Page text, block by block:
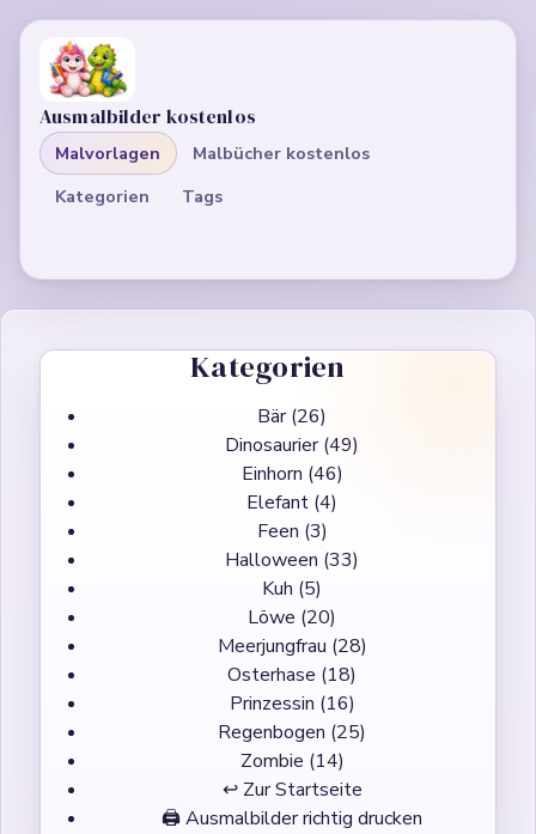
Ausmalbilder kostenlos
Malvorlagen
Malbücher kostenlos
Kategorien
Tags
Kategorien
Bär (26)
Dinosaurier (49)
Einhorn (46)
Elefant (4)
Feen (3)
Halloween (33)
Kuh (5)
Löwe (20)
Meerjungfrau (28)
Osterhase (18)
Prinzessin (16)
Regenbogen (25)
Zombie (14)
↩ Zur Startseite
🖨️Ausmalbilder richtig drucken